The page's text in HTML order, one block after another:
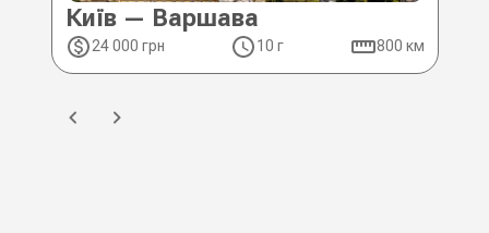
Київ — Варшава
24 000 грн 10 г 800 км